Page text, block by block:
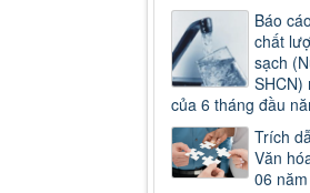
Báo
chất
sạch
SHCN)
của 6 tháng đầu
Trích
Văn
06